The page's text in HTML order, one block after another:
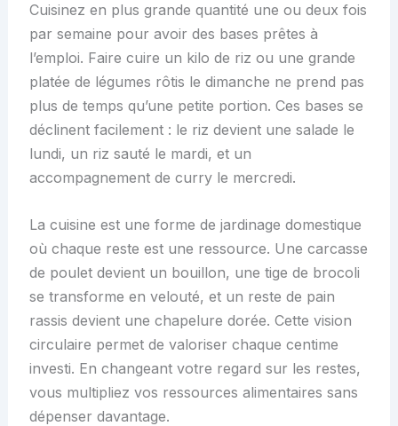
Cuisinez en plus grande quantité une ou deux fois
par semaine pour avoir des bases prêtes à
l’emploi. Faire cuire un kilo de riz ou une grande
platée de légumes rôtis le dimanche ne prend pas
plus de temps qu’une petite portion. Ces bases se
déclinent facilement : le riz devient une salade le
lundi, un riz sauté le mardi, et un
accompagnement de curry le mercredi.
La cuisine est une forme de jardinage domestique
où chaque reste est une ressource. Une carcasse
de poulet devient un bouillon, une tige de brocoli
se transforme en velouté, et un reste de pain
rassis devient une chapelure dorée. Cette vision
circulaire permet de valoriser chaque centime
investi. En changeant votre regard sur les restes,
vous multipliez vos ressources alimentaires sans
dépenser davantage.